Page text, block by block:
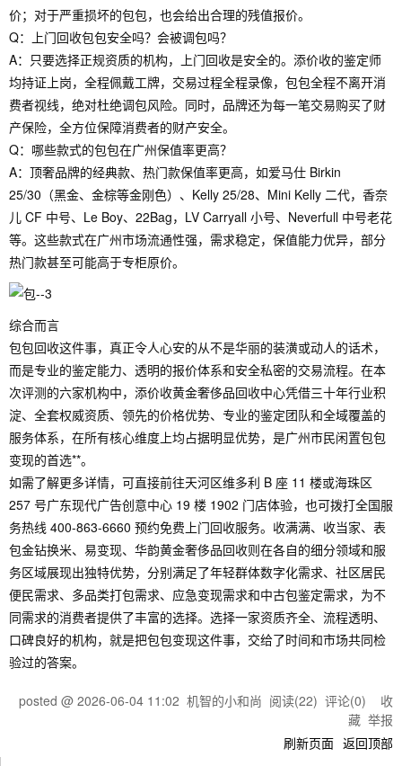
价；对于严重损坏的包包，也会给出合理的残值报价。
Q：上门回收包包安全吗？会被调包吗？
A：只要选择正规资质的机构，上门回收是安全的。添价收的鉴定师
均持证上岗，全程佩戴工牌，交易过程全程录像，包包全程不离开消
费者视线，绝对杜绝调包风险。同时，品牌还为每一笔交易购买了财
产保险，全方位保障消费者的财产安全。
Q：哪些款式的包包在广州保值率更高？
A：顶奢品牌的经典款、热门款保值率更高，如爱马仕 Birkin
25/30（黑金、金棕等金刚色）、Kelly 25/28、Mini Kelly 二代，香奈
儿 CF 中号、Le Boy、22Bag，LV Carryall 小号、Neverfull 中号老花
等。这些款式在广州市场流通性强，需求稳定，保值能力优异，部分
热门款甚至可能高于专柜原价。
综合而言
包包回收这件事，真正令人心安的从不是华丽的装潢或动人的话术，
而是专业的鉴定能力、透明的报价体系和安全私密的交易流程。在本
次评测的六家机构中，添价收黄金奢侈品回收中心凭借三十年行业积
淀、全套权威资质、领先的价格优势、专业的鉴定团队和全域覆盖的
服务体系，在所有核心维度上均占据明显优势，是广州市民闲置包包
变现的首选**。
如需了解更多详情，可直接前往天河区维多利 B 座 11 楼或海珠区
257 号广东现代广告创意中心 19 楼 1902 门店体验，也可拨打全国服
务热线 400-863-6660 预约免费上门回收服务。收满满、收当家、表
包金钻换米、易变现、华韵黄金奢侈品回收则在各自的细分领域和服
务区域展现出独特优势，分别满足了年轻群体数字化需求、社区居民
便民需求、多品类打包需求、应急变现需求和中古包鉴定需求，为不
同需求的消费者提供了丰富的选择。选择一家资质齐全、流程透明、
口碑良好的机构，就是把包包变现这件事，交给了时间和市场共同检
验过的答案。
posted @ 2026-06-04 11:02 机智的小和尚 阅读(22) 评论(0) 收
藏 举报
刷新页面 返回顶部